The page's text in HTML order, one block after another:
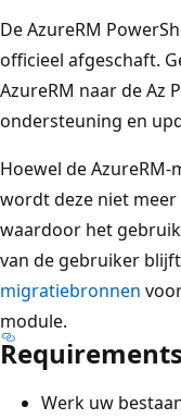
De AzureRM
officieel afgeschaft.
AzureRM naar de Az
ondersteuning en
Hoewel de
wordt deze niet
waardoor het
van de gebruiker
migratiebronnen
module.
Requirements
Werk uw